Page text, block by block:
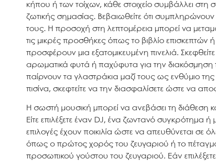
κήπου ή των τοίχων, κάθε στοιχείο συμβάλλει στη
ζωτικής σημασίας. Βεβαιωθείτε ότι
τους. Η προσοχή στη λεπτομέρεια μπορεί να
τις μικρές προσθήκες όπως το βιβλίο
προσφέρουν μια εξατομικευμένη πινελιά.
αρωματικά φυτά ή παχύφυτα για την διακόσμηση
παίρνουν τα γλαστράκια μαζί τους ως ενθύμιο
πισίνα, σκεφτείτε να την διασφαλίσετε ώστε να
Η σωστή μουσική μπορεί να ανεβάσει τη διάθεση
Είτε επιλέξετε έναν DJ, ένα ζωντανό συγκρότημα
επιλογές έχουν ποικιλία ώστε να απευθύνεται σε
όπως ο πρώτος χορός του ζευγαριού ή το
προσωπικού γούστου του ζευγαριού. Εάν